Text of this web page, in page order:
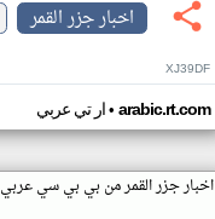
اخبار جزر القمر
XJ39DF
ار تي عربي• arabic.rt.com
اخبار جزر القمر من بي بي سي عربي